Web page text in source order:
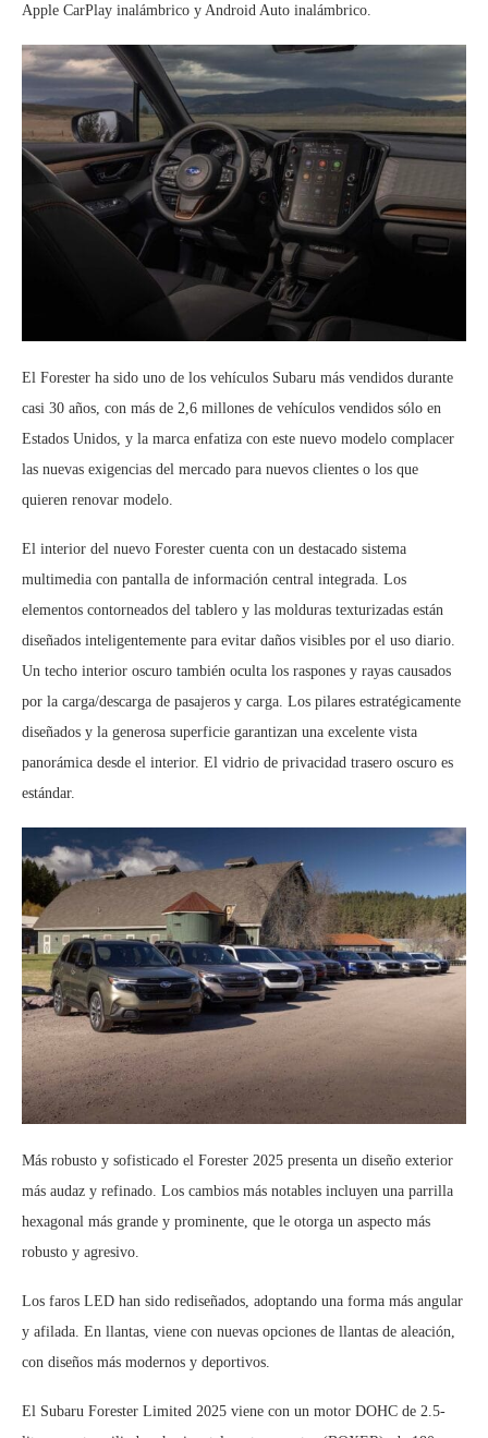
Apple CarPlay inalámbrico y Android Auto inalámbrico.
El Forester ha sido uno de los vehículos Subaru más vendidos durante
casi 30 años, con más de 2,6 millones de vehículos vendidos sólo en
Estados Unidos, y la marca enfatiza con este nuevo modelo complacer
las nuevas exigencias del mercado para nuevos clientes o los que
quieren renovar modelo.
El interior del nuevo Forester cuenta con un destacado sistema
multimedia con pantalla de información central integrada. Los
elementos contorneados del tablero y las molduras texturizadas están
diseñados inteligentemente para evitar daños visibles por el uso diario.
Un techo interior oscuro también oculta los raspones y rayas causados
por la carga/descarga de pasajeros y carga. Los pilares estratégicamente
diseñados y la generosa superficie garantizan una excelente vista
panorámica desde el interior. El vidrio de privacidad trasero oscuro es
estándar.
Más robusto y sofisticado el Forester 2025 presenta un diseño exterior
más audaz y refinado. Los cambios más notables incluyen una parrilla
hexagonal más grande y prominente, que le otorga un aspecto más
robusto y agresivo.
Los faros LED han sido rediseñados, adoptando una forma más angular
y afilada. En llantas, viene con nuevas opciones de llantas de aleación,
con diseños más modernos y deportivos.
El Subaru Forester Limited 2025 viene con un motor DOHC de 2.5-